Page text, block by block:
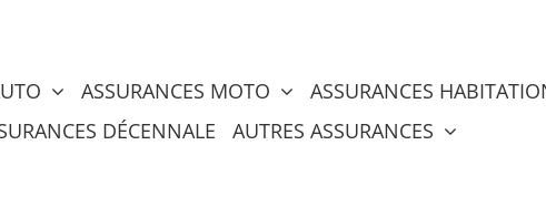
ASSURANCES MOTO
ASSURANCES
DÉCENNALE
AUTRES ASSURANCES